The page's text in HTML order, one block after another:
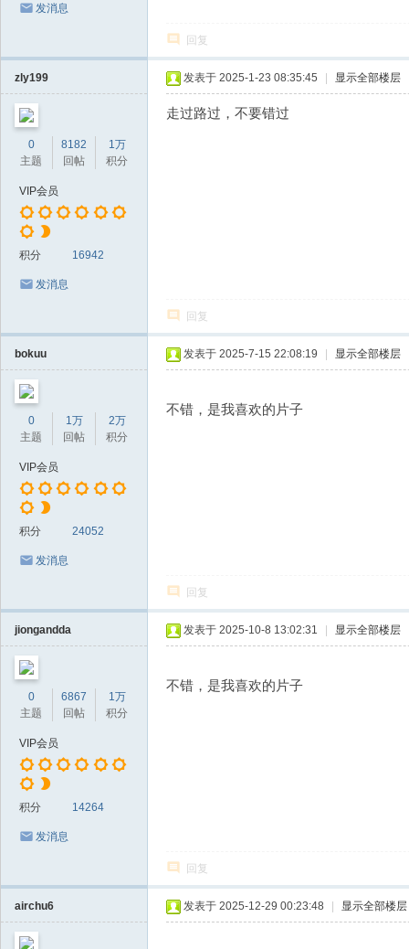
发消息
回复
zly199
0
主题
8182
回帖
1万
积分
VIP会员
积分 16942
发消息
发表于 2025-1-23 08:35:45 显示全部楼层
走过路过，不要错过
回复
bokuu
0
主题
1万
回帖
2万
积分
VIP会员
积分 24052
发消息
发表于 2025-7-15 22:08:19 显示全部楼层
不错，是我喜欢的片子
回复
jiongandda
0
主题
6867
回帖
1万
积分
VIP会员
积分 14264
发消息
发表于 2025-10-8 13:02:31 显示全部楼层
不错，是我喜欢的片子
回复
airchu6 发表于 2025-12-29 00:23:48 显示全部楼层